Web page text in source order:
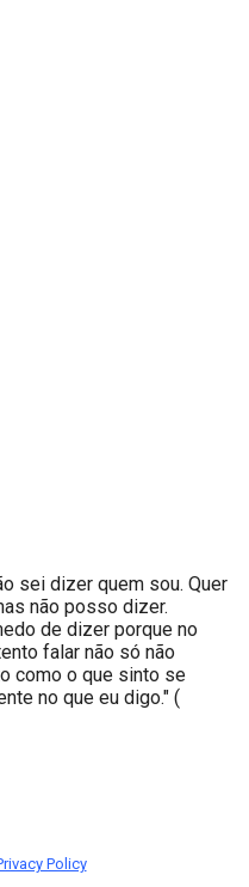
sei dizer quem sou. Quer
não posso dizer.
de dizer porque no
falar não só não
como o que sinto se
no que eu digo." (
Policy